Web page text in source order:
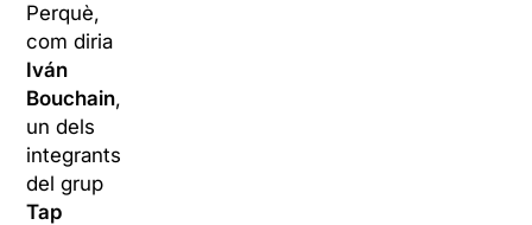
Perquè,
com diria
Iván
Bouchain,
un dels
integrants
del grup
Tap